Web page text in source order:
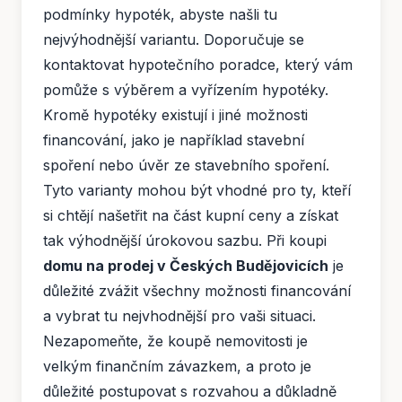
podmínky hypoték, abyste našli tu
nejvýhodnější variantu. Doporučuje se
kontaktovat hypotečního poradce, který vám
pomůže s výběrem a vyřízením hypotéky.
Kromě hypotéky existují i ​​jiné možnosti
financování, jako je například stavební
spoření nebo úvěr ze stavebního spoření.
Tyto varianty mohou být vhodné pro ty, kteří
si chtějí našetřit na část kupní ceny a získat
tak výhodnější úrokovou sazbu. Při koupi
domu na prodej v Českých Budějovicích je
důležité zvážit všechny možnosti financování
a vybrat tu nejvhodnější pro vaši situaci.
Nezapomeňte, že koupě nemovitosti je
velkým finančním závazkem, a proto je
důležité postupovat s rozvahou a důkladně